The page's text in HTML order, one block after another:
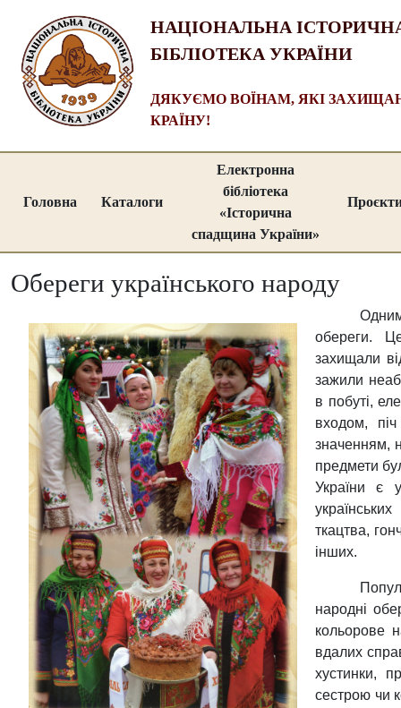
НАЦІОНАЛЬНА
БІБЛІОТЕКА УКРАЇНИ
ДЯКУЄМО ВОЇНАМ, ЯКІ
КРАЇНУ!
Головна Каталоги
Електронна
бібліотека
«Історична
спадщина України»
Обереги українського народу
Одним
обереги.
захищали
зажили
в побуті,
входом,
значенням,
предмети
України є
ткацтва,
інших.
народні
кольорове
вдалих
хустинки,
сестрою чи